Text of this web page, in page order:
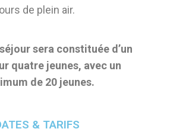
de plein air.
sera constituée d’un
quatre jeunes, avec un
de 20 jeunes.
& TARIFS